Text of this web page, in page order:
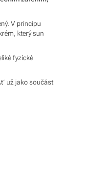
V principu
který sun
fyzické
už jako součást